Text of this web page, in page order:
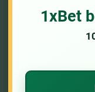
Kako
za osnovne